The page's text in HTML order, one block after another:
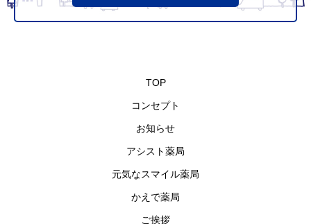
TOP
コンセプト
お知らせ
アシスト薬局
元気なスマイル薬局
かえで薬局
ご挨拶